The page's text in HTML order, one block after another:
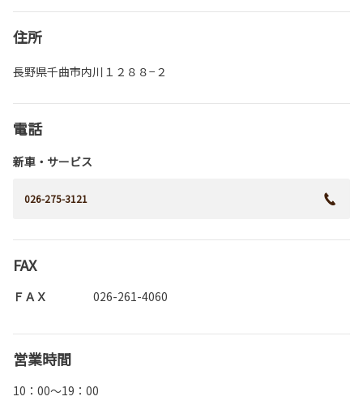
住所
長野県千曲市内川１２８８−２
電話
新車・サービス
026-275-3121
FAX
ＦＡＸ 026-261-4060
営業時間
10：00～19：00